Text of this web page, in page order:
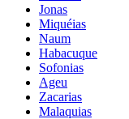
Jonas
Miquéias
Naum
Habacuque
Sofonias
Ageu
Zacarias
Malaquias